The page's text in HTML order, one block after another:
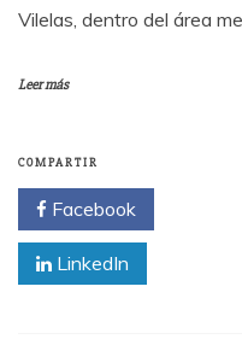
Vilelas, dentro del área
Leer más
COMPARTIR
Facebook
LinkedIn